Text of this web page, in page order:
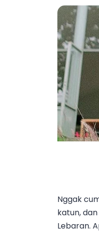
Nggak
katun,
Lebaran.